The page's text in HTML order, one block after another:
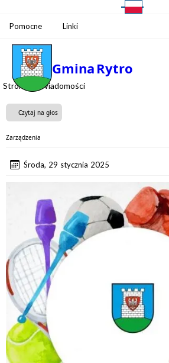
Pomocne Linki
Gmina Rytro
Strona Wiadomości
Czytaj na głos
Zarządzenia
Środa, 29 stycznia 2025